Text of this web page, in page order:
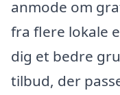
anmode om
fra flere lokale
dig et bedre
tilbud, der